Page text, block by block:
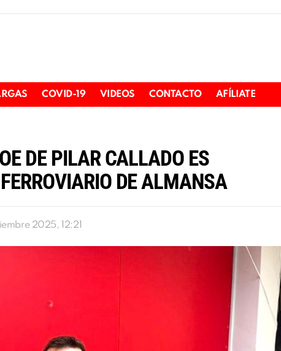
COVID-19 VIDEOS CONTACTO AFÍLIATE
DE PILAR CALLADO ES
DE ALMANSA
2025, 12:21